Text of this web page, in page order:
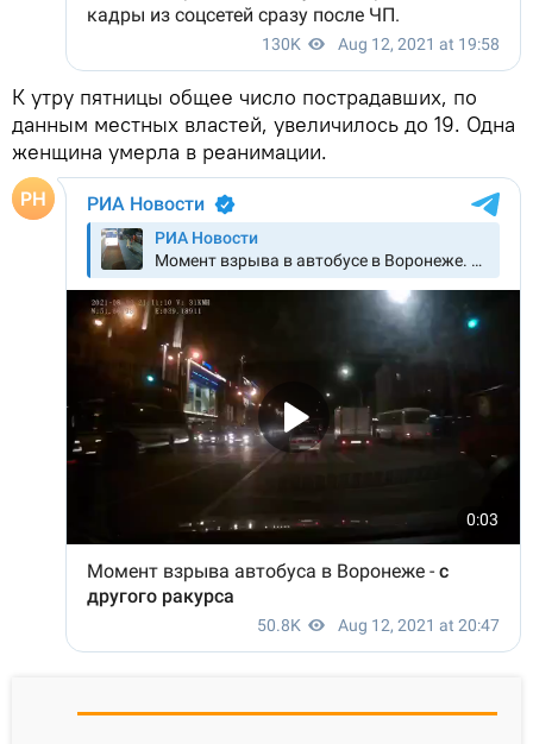
К утру пятницы общее число пострадавших, по
данным местных властей, увеличилось до 19. Одна
женщина умерла в реанимации.